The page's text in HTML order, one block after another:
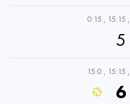
0:15 , 15:15 ,
5
15:0 , 15:15 ,
6